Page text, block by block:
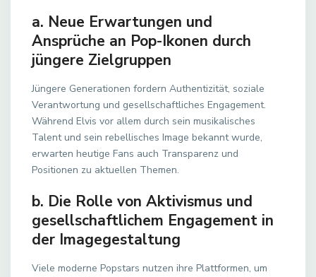
a. Neue Erwartungen und
Ansprüche an Pop-Ikonen durch
jüngere Zielgruppen
Jüngere Generationen fordern Authentizität, soziale
Verantwortung und gesellschaftliches Engagement.
Während Elvis vor allem durch sein musikalisches
Talent und sein rebellisches Image bekannt wurde,
erwarten heutige Fans auch Transparenz und
Positionen zu aktuellen Themen.
b. Die Rolle von Aktivismus und
gesellschaftlichem Engagement in
der Imagegestaltung
Viele moderne Popstars nutzen ihre Plattformen, um